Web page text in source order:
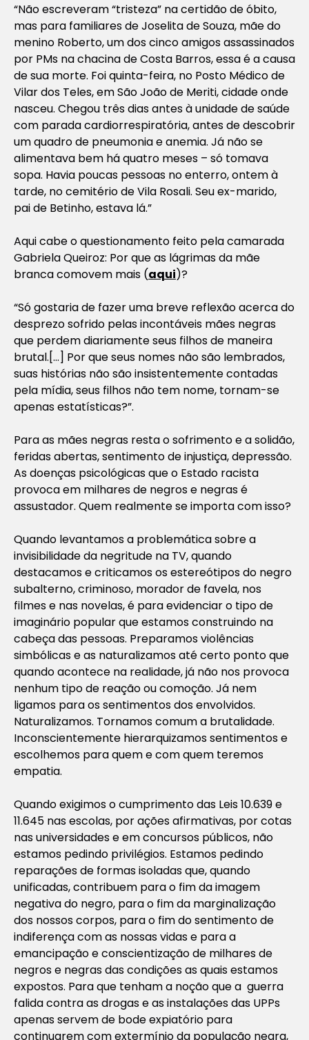
“Não escreveram “tristeza” na certidão de óbito,
mas para familiares de Joselita de Souza, mãe do
menino Roberto, um dos cinco amigos assassinados
por PMs na chacina de Costa Barros, essa é a causa
de sua morte. Foi quinta-feira, no Posto Médico de
Vilar dos Teles, em São João de Meriti, cidade onde
nasceu. Chegou três dias antes à unidade de saúde
com parada cardiorrespiratória, antes de descobrir
um quadro de pneumonia e anemia. Já não se
alimentava bem há quatro meses – só tomava
sopa. Havia poucas pessoas no enterro, ontem à
tarde, no cemitério de Vila Rosali. Seu ex-marido,
pai de Betinho, estava lá.”
Aqui cabe o questionamento feito pela camarada
Gabriela Queiroz: Por que as lágrimas da mãe
branca comovem mais (aqui)?
“Só gostaria de fazer uma breve reflexão acerca do
desprezo sofrido pelas incontáveis mães negras
que perdem diariamente seus filhos de maneira
brutal.[…] Por que seus nomes não são lembrados,
suas histórias não são insistentemente contadas
pela mídia, seus filhos não tem nome, tornam-se
apenas estatísticas?”.
Para as mães negras resta o sofrimento e a solidão,
feridas abertas, sentimento de injustiça, depressão.
As doenças psicológicas que o Estado racista
provoca em milhares de negros e negras é
assustador. Quem realmente se importa com isso?
Quando levantamos a problemática sobre a
invisibilidade da negritude na TV, quando
destacamos e criticamos os estereótipos do negro
subalterno, criminoso, morador de favela, nos
filmes e nas novelas, é para evidenciar o tipo de
imaginário popular que estamos construindo na
cabeça das pessoas. Preparamos violências
simbólicas e as naturalizamos até certo ponto que
quando acontece na realidade, já não nos provoca
nenhum tipo de reação ou comoção. Já nem
ligamos para os sentimentos dos envolvidos.
Naturalizamos. Tornamos comum a brutalidade.
Inconscientemente hierarquizamos sentimentos e
escolhemos para quem e com quem teremos
empatia.
Quando exigimos o cumprimento das Leis 10.639 e
11.645 nas escolas, por ações afirmativas, por cotas
nas universidades e em concursos públicos, não
estamos pedindo privilégios. Estamos pedindo
reparações de formas isoladas que, quando
unificadas, contribuem para o fim da imagem
negativa do negro, para o fim da marginalização
dos nossos corpos, para o fim do sentimento de
indiferença com as nossas vidas e para a
emancipação e conscientização de milhares de
negros e negras das condições as quais estamos
expostos. Para que tenham a noção que a guerra
falida contra as drogas e as instalações das UPPs
apenas servem de bode expiatório para
continuarem com extermínio da população negra,